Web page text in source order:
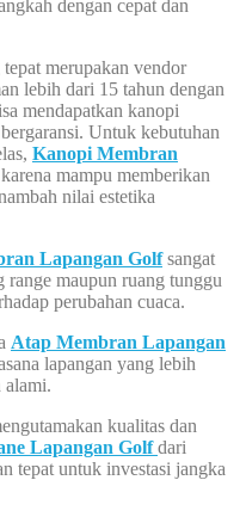
dengan cepat dan
merupakan vendor
lebih dari 15 tahun dengan
mendapatkan kanopi
Untuk kebutuhan
Kanopi Membran
mampu memberikan
nilai estetika
Lapangan Golfsangat
maupun ruang tunggu
perubahan cuaca.
Atap Membran Lapangan
lapangan yang lebih
alami.
kualitas dan
Lapangan Golf dari
tepat untuk investasi jangka